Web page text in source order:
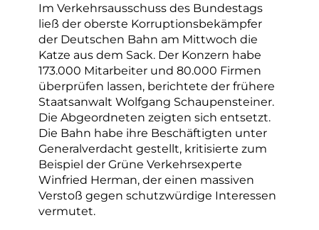
Im Verkehrsausschuss des Bundestags
ließ der oberste Korruptionsbekämpfer
der Deutschen Bahn am Mittwoch die
Katze aus dem Sack. Der Konzern habe
173.000 Mitarbeiter und 80.000 Firmen
überprüfen lassen, berichtete der frühere
Staatsanwalt Wolfgang Schaupensteiner.
Die Abgeordneten zeigten sich entsetzt.
Die Bahn habe ihre Beschäftigten unter
Generalverdacht gestellt, kritisierte zum
Beispiel der Grüne Verkehrsexperte
Winfried Herman, der einen massiven
Verstoß gegen schutzwürdige Interessen
vermutet.